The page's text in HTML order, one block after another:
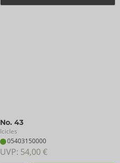
No. 43
Icicles
05403150000
UVP: 54,00 €